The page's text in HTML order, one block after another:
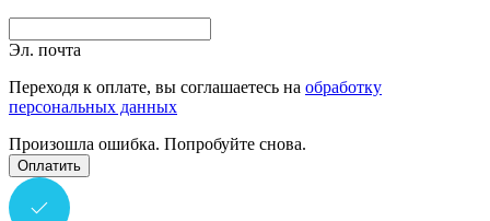
Эл. почта
Переходя к оплате, вы соглашаетесь на обработку
персональных данных
Произошла ошибка. Попробуйте снова.
Оплатить